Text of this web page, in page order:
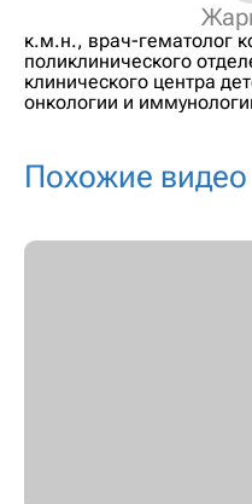
к.м.н., врач-гематолог
поликлинического
клинического центра
онкологии и
Похожие видео